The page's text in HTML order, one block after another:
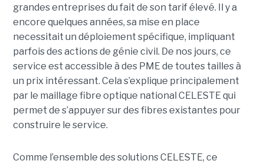
grandes entreprises du fait de son tarif élevé. Il y a
encore quelques années, sa mise en place
necessitait un déploiement spécifique, impliquant
parfois des actions de génie civil. De nos jours, ce
service est accessible à des PME de toutes tailles à
un prix intéressant. Cela s’explique principalement
par le maillage fibre optique national CELESTE qui
permet de s’appuyer sur des fibres existantes pour
construire le service.
Comme l’ensemble des solutions CELESTE, ce